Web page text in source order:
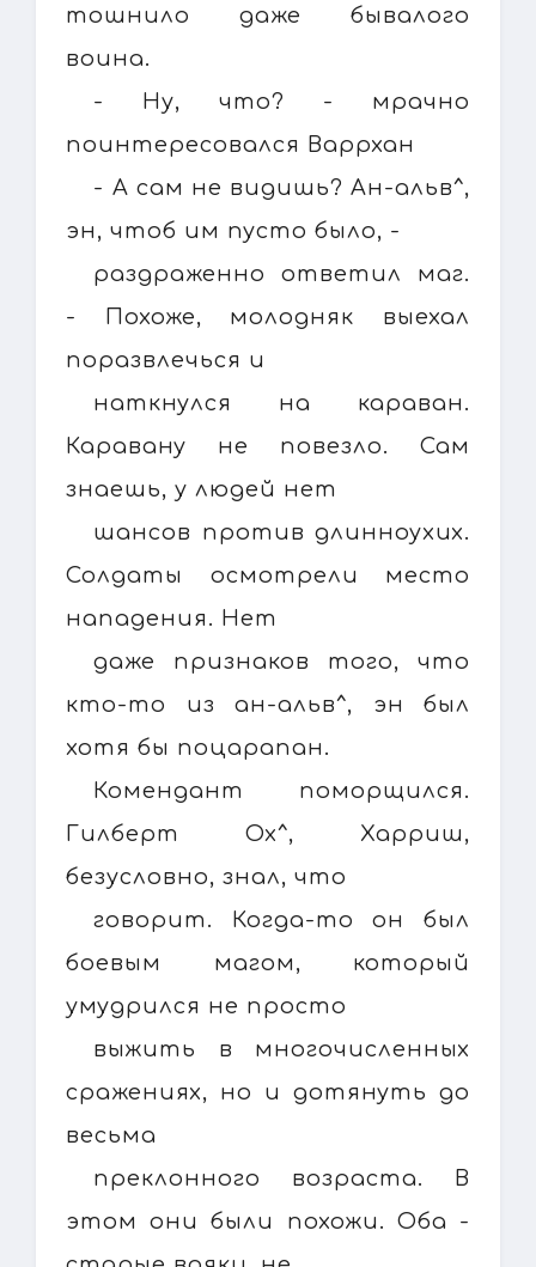
тошнило даже бывалого
воина.
- Ну, что? - мрачно
поинтересовался Варрхан
- А сам не видишь? Ан-альв^,
эн, чтоб им пусто было, -
раздраженно ответил маг.
- Похоже, молодняк выехал
поразвлечься и
наткнулся на караван.
Каравану не повезло. Сам
знаешь, у людей нет
шансов против длинноухих.
Солдаты осмотрели место
нападения. Нет
даже признаков того, что
кто-то из ан-альв^, эн был
хотя бы поцарапан.
Комендант поморщился.
Гилберт Ох^, Харриш,
безусловно, знал, что
говорит. Когда-то он был
боевым магом, который
умудрился не просто
выжить в многочисленных
сражениях, но и дотянуть до
весьма
преклонного возраста. В
этом они были похожи. Оба -